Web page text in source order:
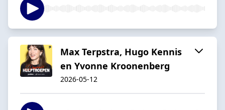
Max Terpstra, Hugo Kennis
en Yvonne Kroonenberg
2026-05-12